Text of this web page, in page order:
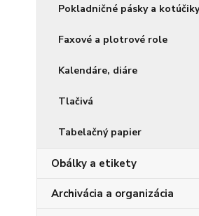
Pokladničné pásky a kotúčiky
Faxové a plotrové role
Kalendáre, diáre
Tlačivá
Tabelačný papier
Obálky a etikety
Archivácia a organizácia